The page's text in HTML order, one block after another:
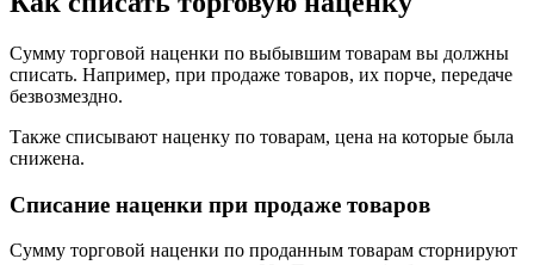
Сумму торговой наценки по выбывшим товарам вы должны
списать. Например, при продаже товаров, их порче, передаче
безвозмездно.
Также списывают наценку по товарам, цена на которые была
снижена.
Списание наценки при продаже товаров
Сумму торговой наценки по проданным товарам сторнируют